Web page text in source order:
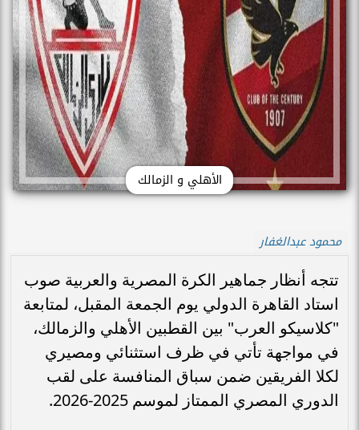
الأهلي و الزمالك
محمود عبدالغفار
تتجه أنظار جماهير الكرة المصرية والعربية صوب
استاد القاهرة الدولي يوم الجمعة المقبل، لمتابعة
"كلاسيكو العرب" بين القطبين الأهلي والزمالك،
في مواجهة تأتي في ظرف استثنائي ومصيري
لكلا الفريقين ضمن سباق المنافسة على لقب
الدوري المصري الممتاز لموسم 2025-2026.